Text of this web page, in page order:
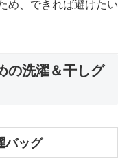
め、できれば避けたい
の洗濯＆干しグ
バッグ